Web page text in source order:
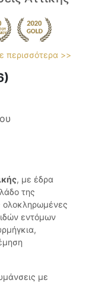
περισσότερα >>
, με έδρα
της
ολοκληρωμένες
εντόμων
με